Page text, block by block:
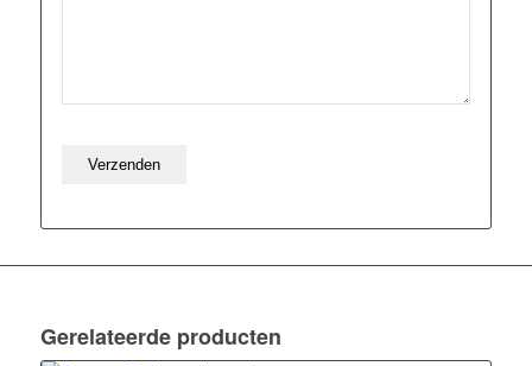
Gerelateerde producten